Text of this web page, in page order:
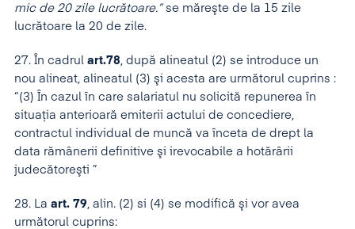
mic de 20 zile lucrătoare.”se măreşte de la 15 zile
lucrătoare la 20 de zile.
27. În cadrul art.78, după alineatul (2) se introduce un
nou alineat, alineatul (3) şi acesta are următorul cuprins :
“(3) În cazul în care salariatul nu solicită repunerea în
situaţia anterioară emiterii actului de concediere,
contractul individual de muncă va înceta de drept la
data rămânerii definitive şi irevocabile a hotărârii
judecătoreşti ”
28. La art. 79, alin. (2) si (4) se modifică şi vor avea
următorul cuprins: